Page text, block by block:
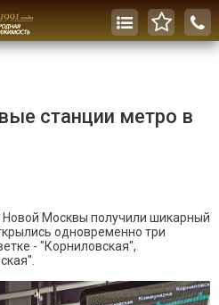
станции метро в
Новой Москвы получили шикарный
одновременно три
- "Корниловская",